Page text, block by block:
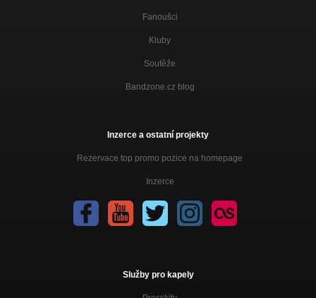
Hustler Remix (DJ Doemixxx a Rack Rokas)
DJ DOEMIXXX & RACK ROKAS
Fanoušci
Kluby
Soutěže
Bandzone.cz blog
Inzerce a ostatní projekty
Rezervace top promo pozice na homepage
Inzerce
Služby pro kapely